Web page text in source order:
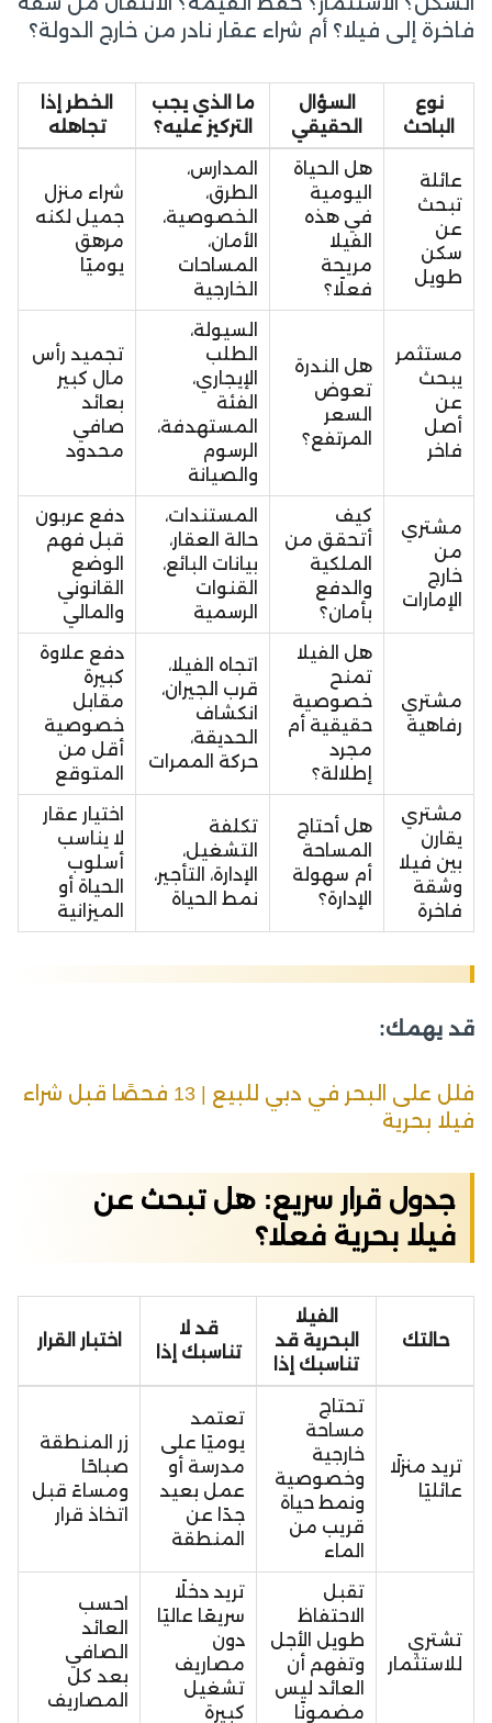
فاخرة إلى فيلا؟ أم شراء عقار نادر من خارج الدولة؟
نوع
الباحث
السؤال
الحقيقي
ما الذي يجب
التركيز عليه؟
الخطر إذا
تجاهله
عائلة
تبحث
عن
سكن
طويل
هل الحياة
اليومية
في هذه
الفيلا
مريحة
فعلًا؟
المدارس،
الطرق،
الخصوصية،
الأمان،
المساحات
الخارجية
شراء منزل
جميل لكنه
مرهق
يوميًا
مستثمر
يبحث
عن
أصل
فاخر
هل الندرة
تعوض
السعر
المرتفع؟
السيولة،
الطلب
الإيجاري،
الفئة
المستهدفة،
الرسوم
والصيانة
تجميد رأس
مال كبير
بعائد
صافي
محدود
مشتري
من
خارج
الإمارات
كيف
أتحقق من
الملكية
والدفع
بأمان؟
المستندات،
حالة العقار،
بيانات البائع،
القنوات
الرسمية
دفع عربون
قبل فهم
الوضع
القانوني
والمالي
مشتري
رفاهية
هل الفيلا
تمنح
خصوصية
حقيقية أم
مجرد
إطلالة؟
اتجاه الفيلا،
قرب الجيران،
انكشاف
الحديقة،
حركة الممرات
دفع علاوة
كبيرة
مقابل
خصوصية
أقل من
المتوقع
مشتري
يقارن
بين فيلا
وشقة
فاخرة
هل أحتاج
المساحة
أم سهولة
الإدارة؟
تكلفة
التشغيل،
الإدارة، التأجير،
نمط الحياة
اختيار عقار
لا يناسب
أسلوب
الحياة أو
الميزانية
قد يهمك:
فلل على البحر في دبي للبيع | 13 فحصًا قبل شراء
فيلا بحرية
جدول قرار سريع: هل تبحث عن
فيلا بحرية فعلًا؟
حالتك
الفيلا
البحرية قد
تناسبك إذا
قد لا
تناسبك إذا
اختبار القرار
تريد منزلًا
عائليًا
تحتاج
مساحة
خارجية
وخصوصية
ونمط حياة
قريب من
الماء
تعتمد
يوميًا على
مدرسة أو
عمل بعيد
جدًا عن
المنطقة
زر المنطقة
صباحًا
ومساءً قبل
اتخاذ قرار
تشتري
للاستثمار
تقبل
الاحتفاظ
طويل الأجل
وتفهم أن
العائد ليس
مضمونًا
تريد دخلًا
سريعًا عاليًا
دون
مصاريف
تشغيل
كبيرة
احسب
العائد
الصافي
بعد كل
المصاريف